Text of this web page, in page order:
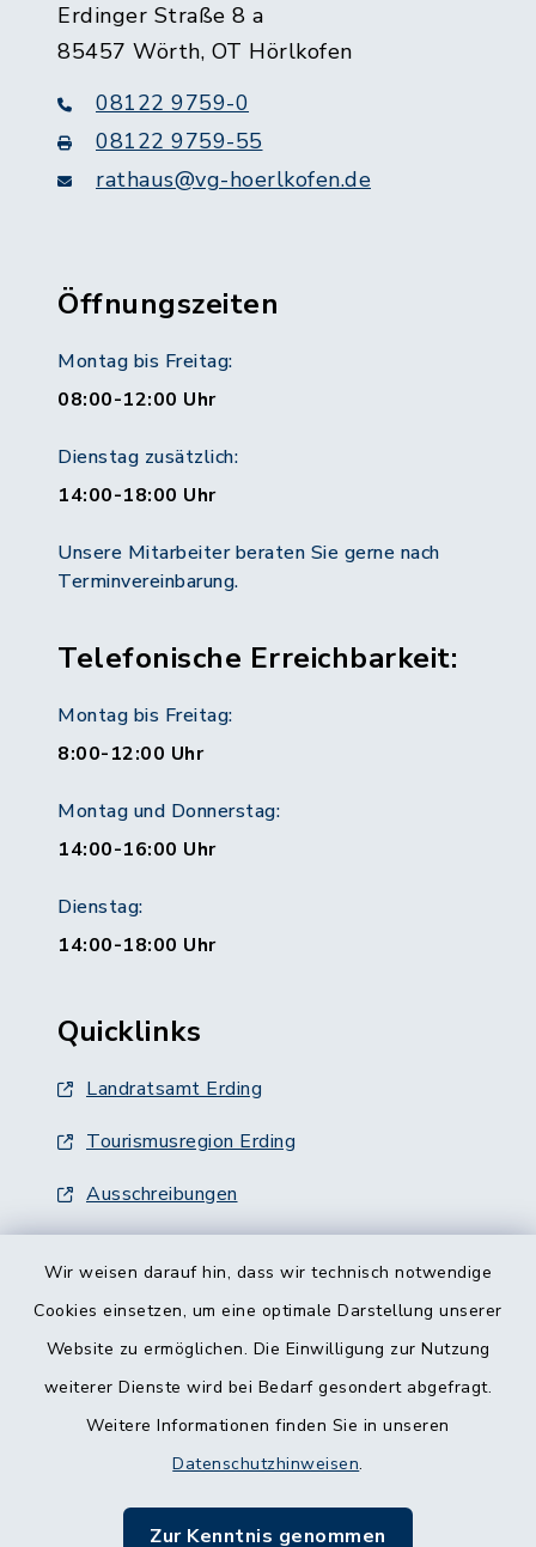
Wir weisen darauf hin, dass wir technisch notwendige
Cookies einsetzen, um eine optimale Darstellung unserer
Website zu ermöglichen. Die Einwilligung zur Nutzung
weiterer Dienste wird bei Bedarf gesondert abgefragt.
Weitere Informationen finden Sie in unseren
Datenschutzhinweisen.
Zur Kenntnis genommen
Erdinger Straße 8 a
85457 Wörth, OT Hörlkofen
08122 9759-0
08122 9759-55
rathaus@vg-hoerlkofen.de
Öffnungszeiten
Montag bis Freitag:
08:00-12:00 Uhr
Dienstag zusätzlich:
14:00-18:00 Uhr
Unsere Mitarbeiter beraten Sie gerne nach
Terminvereinbarung.
Telefonische Erreichbarkeit:
Montag bis Freitag:
8:00-12:00 Uhr
Montag und Donnerstag:
14:00-16:00 Uhr
Dienstag:
14:00-18:00 Uhr
Quicklinks
Landratsamt Erding
Tourismusregion Erding
Ausschreibungen
Barrierefreiheit